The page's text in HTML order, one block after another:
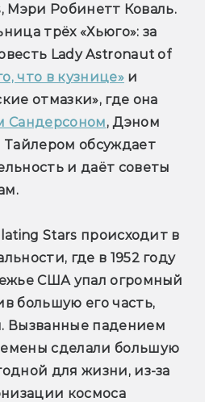
Мэри Робинетт Коваль.
трёх «Хьюго»: за
Lady Astronaut of
что в кузнице» и
отмазки», где она
Сандерсоном, Дэном
обсуждает
и даёт советы
Stars происходит в
где в 1952 году
США упал огромный
большую его часть,
Вызванные падением
сделали большую
для жизни, из-за
космоса